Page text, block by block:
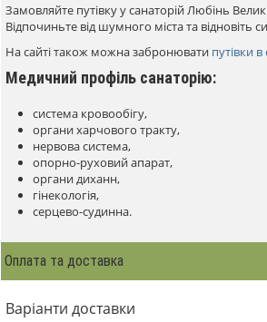
Замовляйте путівку у санаторій Любінь
Відпочиньте від шумного міста та відновіть
На сайті також можна забронювати путівки в
Медичний профіль санаторію:
система кровообігу,
органи харчового тракту,
нервова система,
опорно-руховий апарат,
органи диханн,
гінекологія,
серцево-судинна.
Оплата та доставка
Варіанти доставки